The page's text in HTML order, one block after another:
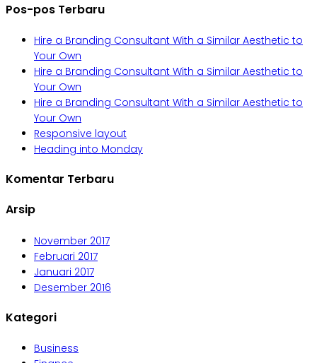
Pos-pos Terbaru
Hire a Branding Consultant With a Similar Aesthetic to
Your Own
Hire a Branding Consultant With a Similar Aesthetic to
Your Own
Hire a Branding Consultant With a Similar Aesthetic to
Your Own
Responsive layout
Heading into Monday
Komentar Terbaru
Arsip
November 2017
Februari 2017
Januari 2017
Desember 2016
Kategori
Business